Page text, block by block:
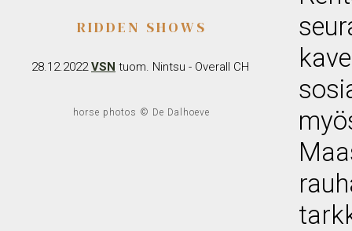
RIDDEN SHOWS
28.12.2022 VSN tuom. Nintsu - Overall CH
horse photos © De Dalhoeve